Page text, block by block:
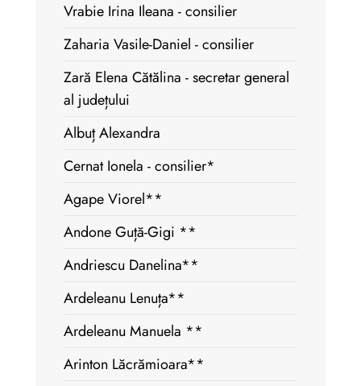
Vrabie Irina Ileana - consilier
Zaharia Vasile-Daniel - consilier
Zară Elena Cătălina - secretar general
al județului
Albuț Alexandra
Cernat Ionela - consilier*
Agape Viorel**
Andone Guță-Gigi **
Andriescu Danelina**
Ardeleanu Lenuța**
Ardeleanu Manuela **
Arinton Lăcrămioara**